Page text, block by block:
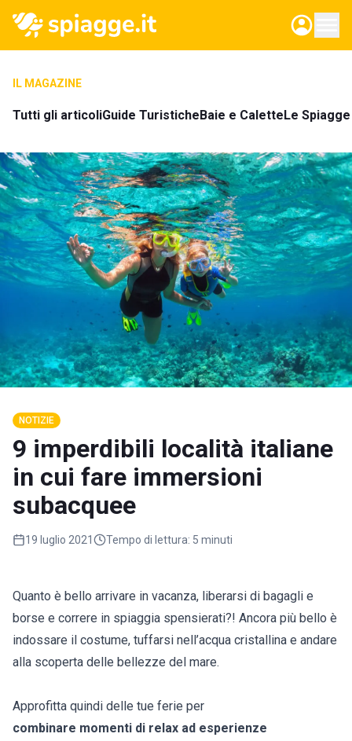
IL MAGAZINE
Tutti gli articoliGuide TuristicheBaie e CaletteLe
NOTIZIE
9 imperdibili località italiane
in cui fare immersioni
subacquee
19 luglio 2021 Tempo di lettura: 5 minuti
Quanto è bello arrivare in vacanza, liberarsi di bagagli e
borse e correre in spiaggia spensierati?! Ancora più bello è
indossare il costume, tuffarsi nell’acqua cristallina e andare
alla scoperta delle bellezze del mare.
Approfitta quindi delle tue ferie per
combinare momenti di relax ad esperienze